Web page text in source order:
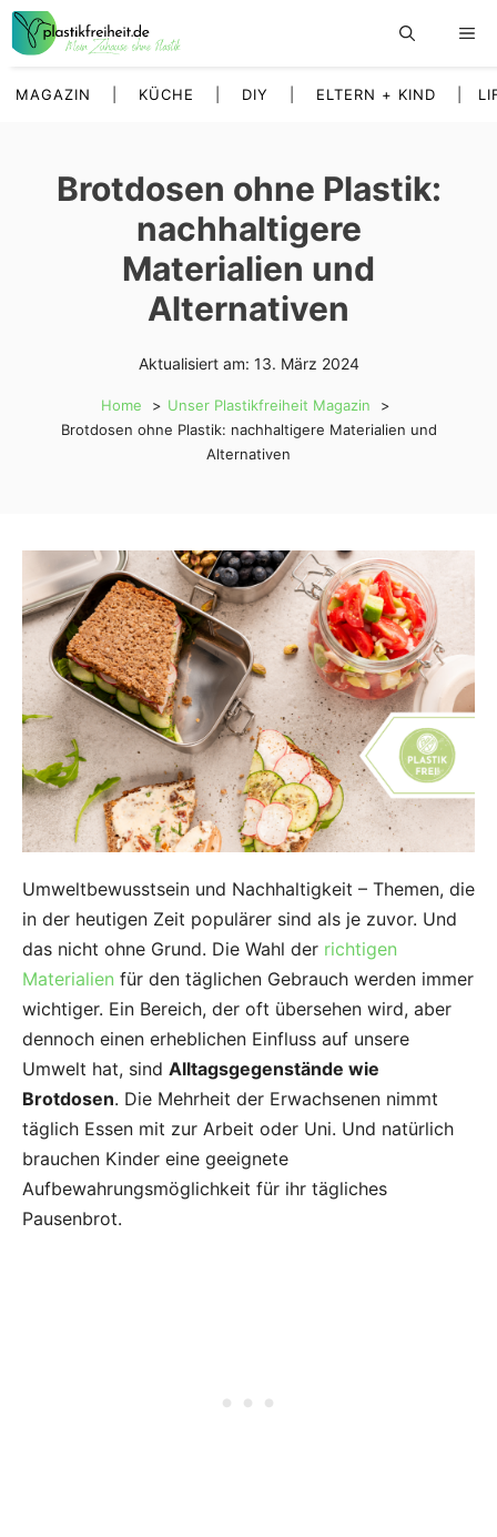
Zum
Inhalt
MAGAZIN KÜCHE DIY ELTERN + KIND
Brotdosen ohne Plastik:
nachhaltigere
Materialien und
Alternativen
Aktualisiert am: 13. März 2024
Home
Unser Plastikfreiheit Magazin
Brotdosen ohne Plastik: nachhaltigere Materialien und
Alternativen
Umweltbewusstsein und Nachhaltigkeit – Themen, die
in der heutigen Zeit populärer sind als je zuvor. Und
das nicht ohne Grund. Die Wahl der richtigen
Materialien für den täglichen Gebrauch werden immer
wichtiger. Ein Bereich, der oft übersehen wird, aber
dennoch einen erheblichen Einfluss auf unsere
Umwelt hat, sind Alltagsgegenstände wie
Brotdosen. Die Mehrheit der Erwachsenen nimmt
täglich Essen mit zur Arbeit oder Uni. Und natürlich
brauchen Kinder eine geeignete
Aufbewahrungsmöglichkeit für ihr tägliches
Pausenbrot.